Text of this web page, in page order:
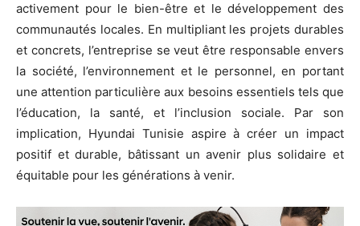
activement pour le bien-être et le développement des
communautés locales. En multipliant les projets durables
et concrets, l’entreprise se veut être responsable envers
la société, l’environnement et le personnel, en portant
une attention particulière aux besoins essentiels tels que
l’éducation, la santé, et l’inclusion sociale. Par son
implication, Hyundai Tunisie aspire à créer un impact
positif et durable, bâtissant un avenir plus solidaire et
équitable pour les générations à venir.